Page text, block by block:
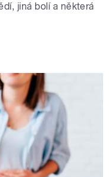
jiná bolí a některá